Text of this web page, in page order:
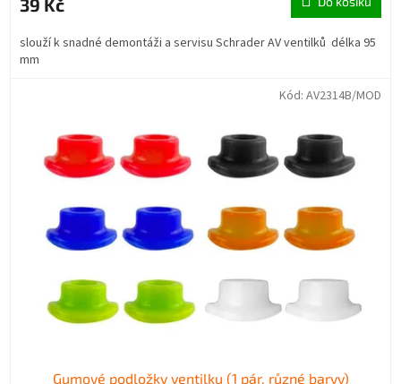
39 Kč
slouží k snadné demontáži a servisu Schrader AV ventilků délka 95
mm
Gumové podložky ventilku (1 pár, různé barvy)
Kód: AV2314B/MOD